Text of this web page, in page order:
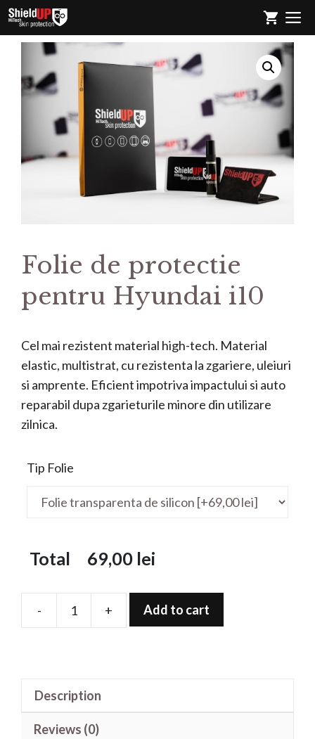
Sari
conținut
Folie de protectie
pentru Hyundai i10
Cel mai rezistent material high-tech. Material
elastic, multistrat, cu rezistenta la zgariere, uleiuri
si amprente. Eficient impotriva impactului si auto
reparabil dupa zgarieturile minore din utilizare
zilnica.
Tip Folie
Total 69,00 lei
-
Folie
+ Add to cart
Description
Reviews (0)